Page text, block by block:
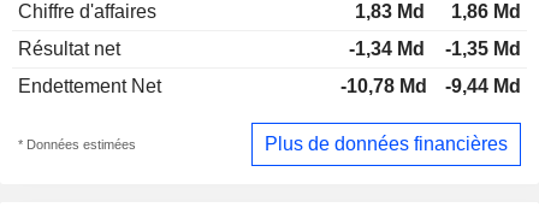
Chiffre d'affaires
1,83 Md
1,86 Md
Résultat net
-1,34 Md
-1,35 Md
Endettement Net
-10,78 Md -9,44 Md
* Données estimées Plus de données financières